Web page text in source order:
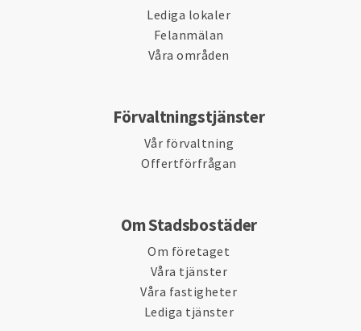
Lediga lokaler
Felanmälan
Våra områden
Förvaltningstjänster
Vår förvaltning
Offertförfrågan
Om Stadsbostäder
Om företaget
Våra tjänster
Våra fastigheter
Lediga tjänster